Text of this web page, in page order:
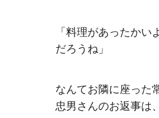
「料理があったか
だろうね」
なんてお隣に座った
忠男さんのお返事は、